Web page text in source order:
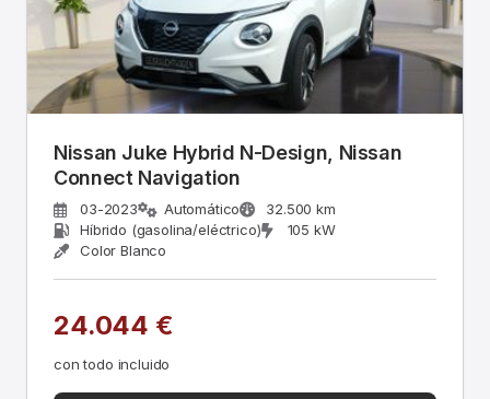
Nissan Juke Hybrid N-Design, Nissan
Connect Navigation
03-2023 Automático
32.500 km
Híbrido (gasolina/eléctrico)
105 kW
Color Blanco
24.044 €
con todo incluido